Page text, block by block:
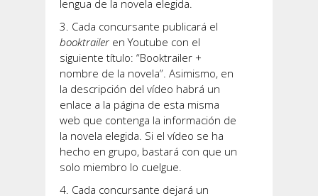
lengua de la novela elegida.
Cada concursante publicará el
booktrailer en Youtube con el
siguiente título: “Booktrailer +
nombre de la novela”. Asimismo, en
la descripción del vídeo habrá un
enlace a la página de esta misma
web que contenga la información de
la novela elegida. Si el vídeo se ha
hecho en grupo, bastará con que un
solo miembro lo cuelgue.
Cada concursante dejará un